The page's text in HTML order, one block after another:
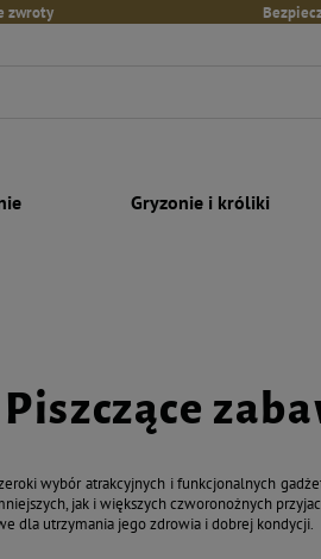
zwroty
Gryzonie i króliki
Piszczące
wybór atrakcyjnych i funkcjonalnych
jak i większych czworonożnych
dla utrzymania jego zdrowia i dobrej kondycji.